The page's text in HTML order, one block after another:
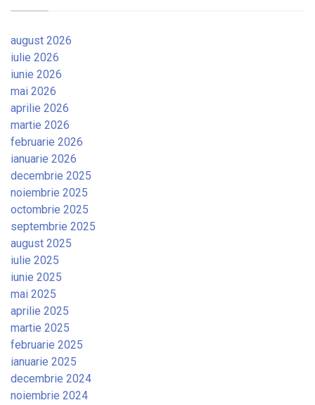
august 2026
iulie 2026
iunie 2026
mai 2026
aprilie 2026
martie 2026
februarie 2026
ianuarie 2026
decembrie 2025
noiembrie 2025
octombrie 2025
septembrie 2025
august 2025
iulie 2025
iunie 2025
mai 2025
aprilie 2025
martie 2025
februarie 2025
ianuarie 2025
decembrie 2024
noiembrie 2024